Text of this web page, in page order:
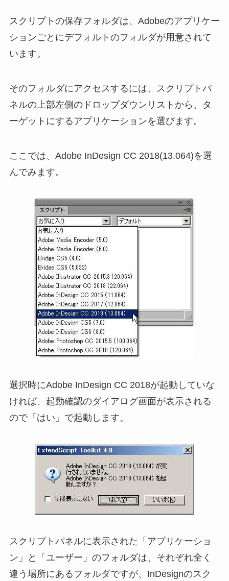
スクリプトの保存フォルダは、Adobeのアプリケー
ションごとにデフォルトのフォルダが用意されて
います。
そのフォルダにアクセスするには、スクリプトパ
ネルの上部左側のドロップダウンリストから、タ
ーゲットにするアプリケーションを選びます。
ここでは、Adobe InDesign CC 2018(13.064)を選
んでみます。
選択時にAdobe InDesign CC 2018が起動していな
ければ、起動確認のダイアログ画面が表示される
ので「はい」で起動します。
スクリプトパネルに表示された「アプリケーショ
ン」と「ユーザー」のフォルダは、それぞれ全く
違う場所にあるフォルダですが、InDesignのスク